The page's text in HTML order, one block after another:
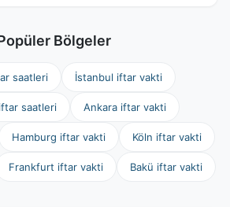
Bölgeler
saatleri İstanbul iftar vakti
saatleri Ankara iftar vakti
Hamburg iftar vakti Köln iftar vakti
Frankfurt iftar vakti Bakü iftar vakti